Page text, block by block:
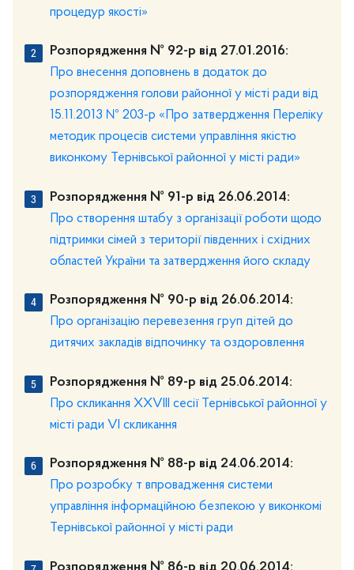
процедур якості»
Розпорядження № 92-р від 27.01.2016:
Про внесення доповнень в додаток до
розпорядження голови районної у місті ради від
15.11.2013 № 203-р «Про затвердження Переліку
методик процесів системи управління якістю
виконкому Тернівської районної у місті ради»
Розпорядження № 91-р від 26.06.2014:
Про створення штабу з організації роботи щодо
підтримки сімей з території південних і східних
областей України та затвердження його складу
Розпорядження № 90-р від 26.06.2014:
Про організацію перевезення груп дітей до
дитячих закладів відпочинку та оздоровлення
Розпорядження № 89-р від 25.06.2014:
Про скликання ХХVІІІ сесії Тернівської районної у
місті ради VІ скликання
Розпорядження № 88-р від 24.06.2014:
Про розробку т впровадження системи
управління інформаційною безпекою у виконкомі
Тернівської районної у місті ради